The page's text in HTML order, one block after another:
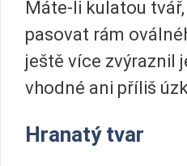
Máte-li kulatou
pasovat rám
ještě více zvýraznil
vhodné ani příliš
Hranatý tvar